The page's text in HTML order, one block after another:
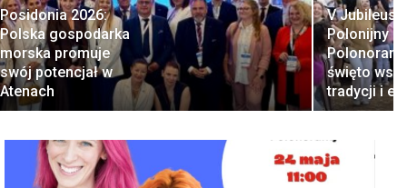
Posidonia 2026:
Polska gospodarka
morska promuje
swój potencjał w
Atenach
V
Polonijny
święto
tradycji i